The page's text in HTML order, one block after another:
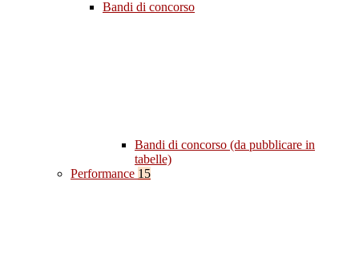
Bandi di concorso
Bandi di concorso (da pubblicare in
tabelle)
Performance 15